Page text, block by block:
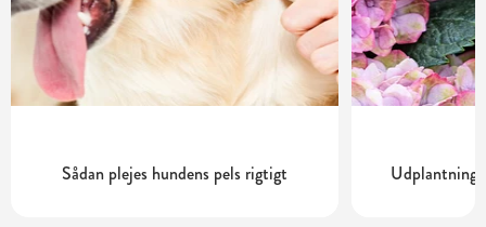
Sådan plejes hundens pels rigtigt Udplantning